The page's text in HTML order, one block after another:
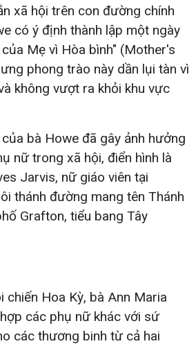
xã hội trên con đường chính
có ý định thành lập một ngày
Mẹ vì Hòa bình" (Mother's
phong trào này dần lụi tàn vì
không vượt ra khỏi khu vực
bà Howe đã gây ảnh hưởng
nữ trong xã hội, điển hình là
Jarvis, nữ giáo viên tại
thánh đường mang tên Thánh
Grafton, tiểu bang Tây
chiến Hoa Kỳ, bà Ann Maria
các phụ nữ khác với sứ
các thương binh từ cả hai